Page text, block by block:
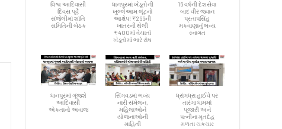
વિશ્વ આદિવાસી
દિવસ પૂર્વે
સંજેલીમાં શાંતિ
સમિતિની બેઠક
ધાનપુરમાં ખેડૂતોની
ખુલ્લેઆમ લૂંટનો
આક્ષેપ! ₹266ની
ખાતરની થેલી
₹400માં વેચાતાં
ખેડૂતોમાં ભારે રોષ
16 વર્ષની દેશસેવા
બાદ વીર જવાન
પ્રતાપસિંહ
મકવાણાનું ભવ્ય
સ્વાગત
ધાનપુરમાં ગૂંજશે
આદિવાસી
એકતાનો અવાજ
સિંગવડમાં ભવ્ય
નારી સંમેલન,
મહિલાઓને
યોજનાઓની
માહિતી
ધ્રાંગધ્રા હાઈવે પર
તારંગા ધામમાં
પૂજારી અને
પત્નીના મૃતદેહ
મળતા ચકચાર